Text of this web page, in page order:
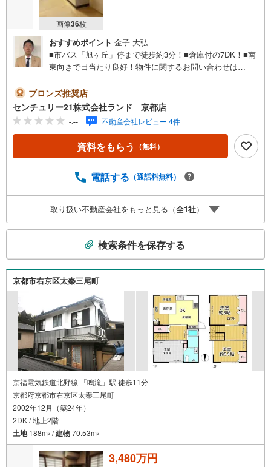
画像36枚
おすすめポイント 金子 大弘
■市バス「旭ヶ丘」停まで徒歩約3分！■倉庫付の7DK！■南
東向きで日当たり良好！物件に関するお問い合わせは
ませ！＜センチュリー21ランドについて＞●センチュリー2
1ランド京都店は・・・ お客様のご希望をお客様の目線で
ご満足いただけるお住いを全力でお探し致します！●購入・
売却・ローンのご相談など、些細なことでもお気軽にご相
談下さいませ！●リフォームのご相談も承っております。○
京阪鴨東線 「出町柳」駅 徒歩約6分○京都市営地下鉄烏丸
日・水曜日定休日※祝日は営業）事前にご連絡いただけます
ブロンズ推奨店
センチュリー21株式会社ランド 京都店
-.-- 不動産会社レビュー 4件
資料をもらう （無料）
電話する （通話料無料）
取り扱い不動産会社をもっと見る（全1社）
検
索
条
受
け
取
る
・
条
検索条件を保存する
京都市右京区太秦三尾町
京福電気鉄道北野線 「鳴滝」駅 徒歩11分
京都府京都市右京区太秦三尾町
2002年12月（築24年）
2DK / 地上2階
土地188m2 /建物70.53m2
3,480万円